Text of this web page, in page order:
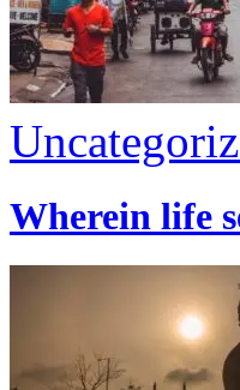
Wherein life